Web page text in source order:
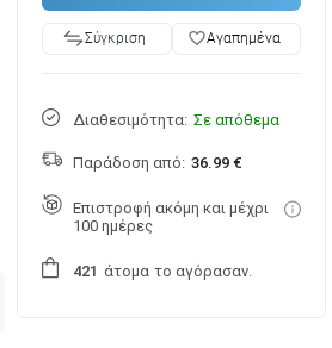
Σύγκριση favorite_borderΑγαπημένα
Διαθεσιμότητα: Σε απόθεμα
Παράδοση από: 36.99 €
Επιστροφή ακόμη και μέχρι
100 ημέρες
421 άτομα το αγόρασαν.